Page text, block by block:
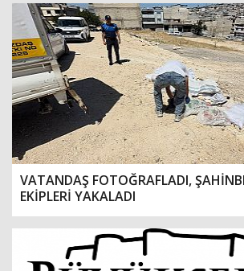
VATANDAŞ FOTOĞRAFLADI,
EKİPLERİ YAKALADI